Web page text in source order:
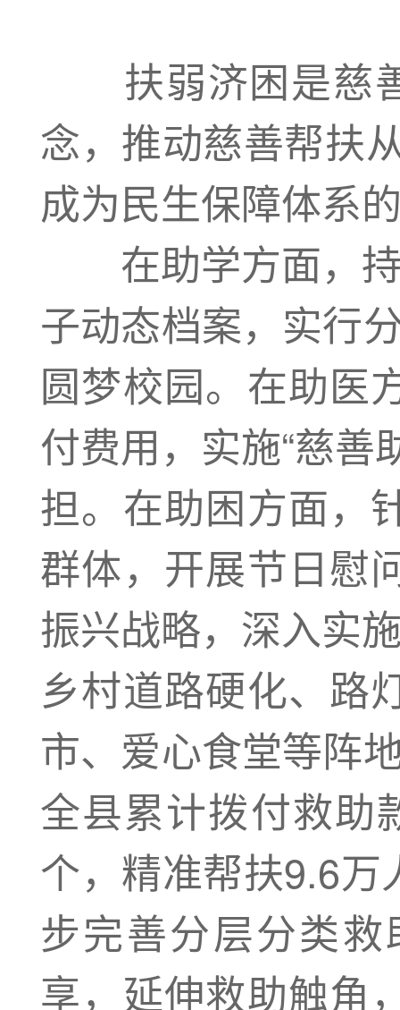
扶弱济困是慈善
念，推动慈善帮扶
成为民生保障体系
在助学方面，持
子动态档案，实行
圆梦校园。在助医
付费用，实施“慈善
担。在助困方面，
群体，开展节日慰
振兴战略，深入实
乡村道路硬化、路
市、爱心食堂等阵
全县累计拨付救助
个，精准帮扶9.6
步完善分层分类
享，延伸救助触角